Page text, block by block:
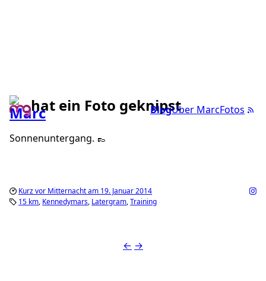
BlogÜber MarcFotos
hat ein Foto geknipst
Sonnenuntergang. 👞
Kurz vor Mitternacht am 19. Januar 2014
15 km Kennedymars Latergram Training
← →